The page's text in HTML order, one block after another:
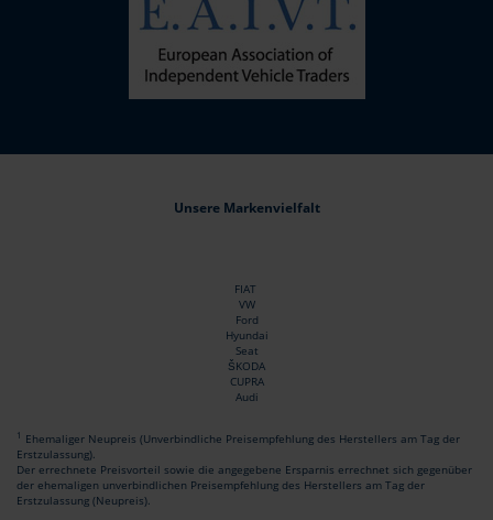
Unsere Markenvielfalt
FIAT
VW
Ford
Hyundai
Seat
ŠKODA
CUPRA
Audi
1 Ehemaliger Neupreis (Unverbindliche Preisempfehlung des Herstellers am Tag der
Erstzulassung).
Der errechnete Preisvorteil sowie die angegebene Ersparnis errechnet sich gegenüber
der ehemaligen unverbindlichen Preisempfehlung des Herstellers am Tag der
Erstzulassung (Neupreis).